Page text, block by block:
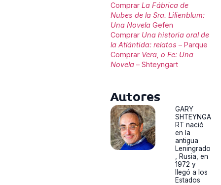
Comprar La Fábrica de
Nubes de la Sra. Lilienblum:
Una Novela Gefen
Comprar Una historia oral de
la Atlántida: relatos – Parque
Comprar Vera, o Fe: Una
Novela – Shteyngart
Autores
GARY
SHTEYNGA
RT nació
en la
antigua
Leningrado
, Rusia, en
1972 y
llegó a los
Estados